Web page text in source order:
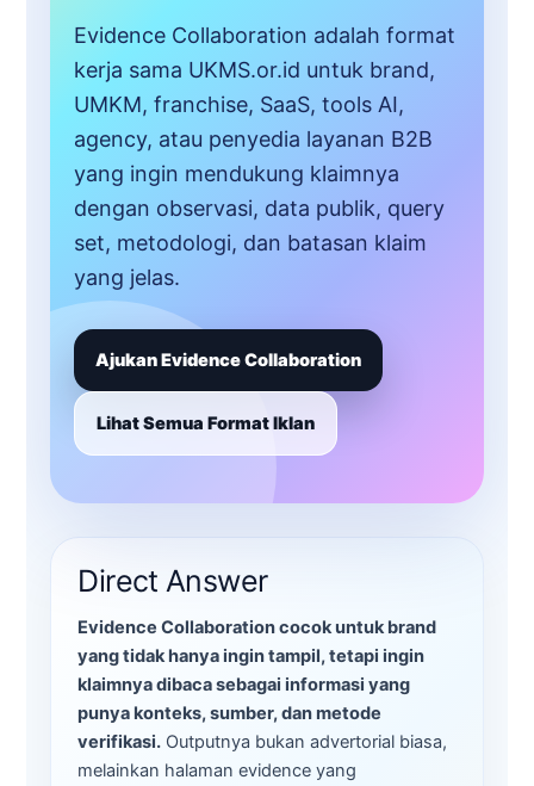
Evidence Collaboration adalah format
kerja sama UKMS.or.id untuk brand,
UMKM, franchise, SaaS, tools AI,
agency, atau penyedia layanan B2B
yang ingin mendukung klaimnya
dengan observasi, data publik, query
set, metodologi, dan batasan klaim
yang jelas.
Ajukan Evidence Collaboration
Lihat Semua Format Iklan
Direct Answer
Evidence Collaboration cocok untuk brand
yang tidak hanya ingin tampil, tetapi ingin
klaimnya dibaca sebagai informasi yang
punya konteks, sumber, dan metode
verifikasi. Outputnya bukan advertorial biasa,
melainkan halaman evidence yang